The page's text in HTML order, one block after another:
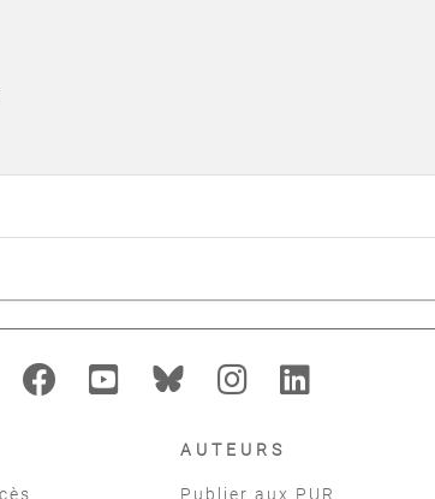
AUTEURS
Publier aux PUR